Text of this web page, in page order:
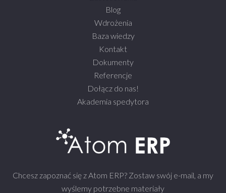
Blog
Wdrożenia
Baza wiedzy
Kontakt
Dokumenty
Referencje
Dołącz do nas!
Akademia spedytora
Chcesz zapoznać się z Atom ERP? Zostaw swój e-mail, a my
wyślemy potrzebne materiały